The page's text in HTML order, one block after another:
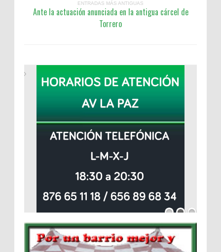
ENTRADAS MÁS ANTIGUAS
Ante la actuación anunciada en la antigua cárcel de
Torrero